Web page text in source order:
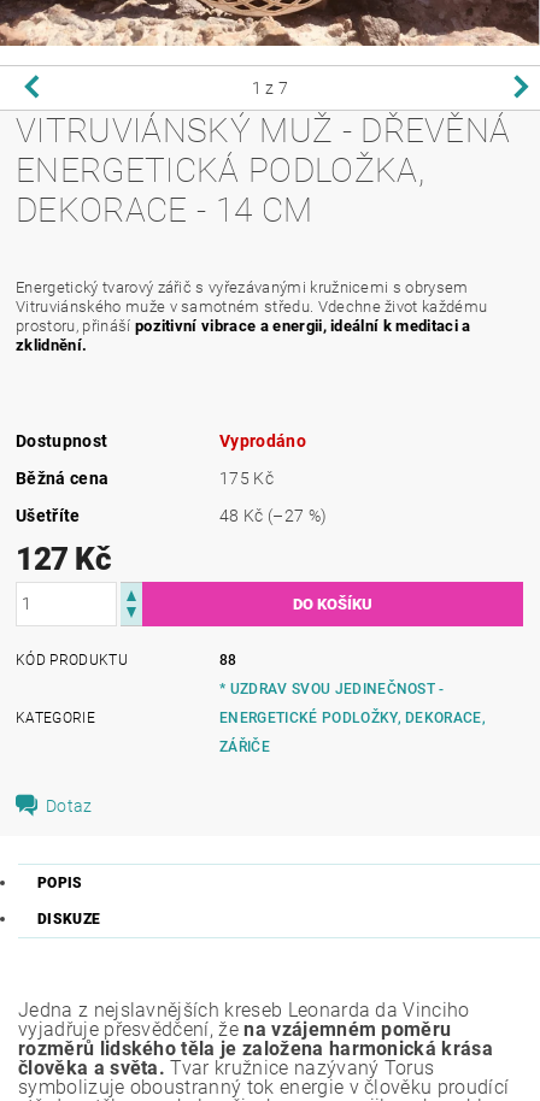
1 z 7
VITRUVIÁNSKÝ MUŽ - DŘEVĚNÁ
ENERGETICKÁ PODLOŽKA,
DEKORACE - 14 CM
Energetický tvarový zářič s vyřezávanými kružnicemi s obrysem
Vitruviánského muže v samotném středu. Vdechne život každému
prostoru, přináší pozitivní vibrace a energii, ideální k meditaci a
zklidnění.
Dostupnost
Vyprodáno
Běžná cena
175 Kč
Ušetříte
48 Kč (–27 %)
127 Kč
KÓD PRODUKTU 88
KATEGORIE
* UZDRAV SVOU JEDINEČNOST -
ENERGETICKÉ PODLOŽKY, DEKORACE,
ZÁŘIČE
Dotaz
POPIS
DISKUZE
Jedna z nejslavnějších kreseb Leonarda da Vinciho
vyjadřuje přesvědčení, žena vzájemném poměru
rozměrů lidského těla je založena harmonická krása
člověka a světa. Tvar kružnice nazývaný Torus
symbolizuje oboustranný tok energie v člověku proudící